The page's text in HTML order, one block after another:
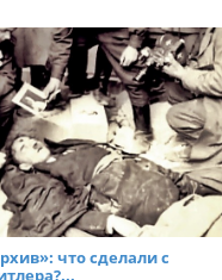
что сделали с